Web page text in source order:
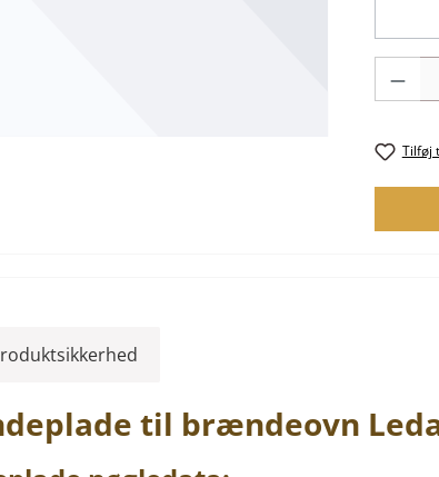
Tilføj
til brændeovn